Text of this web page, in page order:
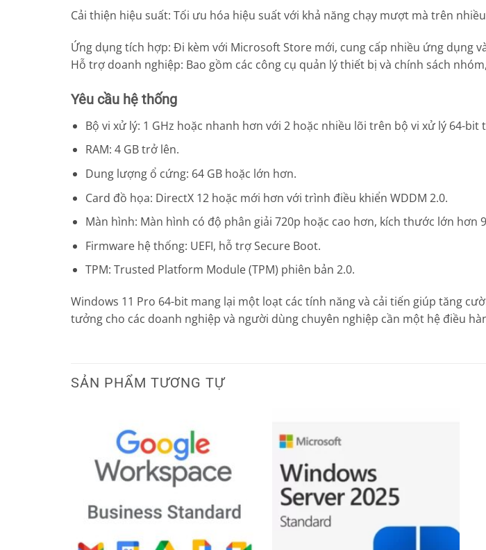
Cải thiện hiệu suất: Tối ưu hóa hiệu suất với khả năng chạy mượt mà trên
Ứng dụng tích hợp: Đi kèm với Microsoft Store mới, cung cấp nhiều ứng dụng
Hỗ trợ doanh nghiệp: Bao gồm các công cụ quản lý thiết bị và chính sách
Yêu cầu hệ thống
Bộ vi xử lý: 1 GHz hoặc nhanh hơn với 2 hoặc nhiều lõi trên bộ vi xử lý 64-bit
RAM: 4 GB trở lên.
Dung lượng ổ cứng: 64 GB hoặc lớn hơn.
Card đồ họa: DirectX 12 hoặc mới hơn với trình điều khiển WDDM 2.0.
Màn hình: Màn hình có độ phân giải 720p hoặc cao hơn, kích thước lớn hơn
Firmware hệ thống: UEFI, hỗ trợ Secure Boot.
TPM: Trusted Platform Module (TPM) phiên bản 2.0.
Windows 11 Pro 64-bit mang lại một loạt các tính năng và cải tiến giúp tăng
tưởng cho các doanh nghiệp và người dùng chuyên nghiệp cần một hệ điều
SẢN PHẨM TƯƠNG TỰ